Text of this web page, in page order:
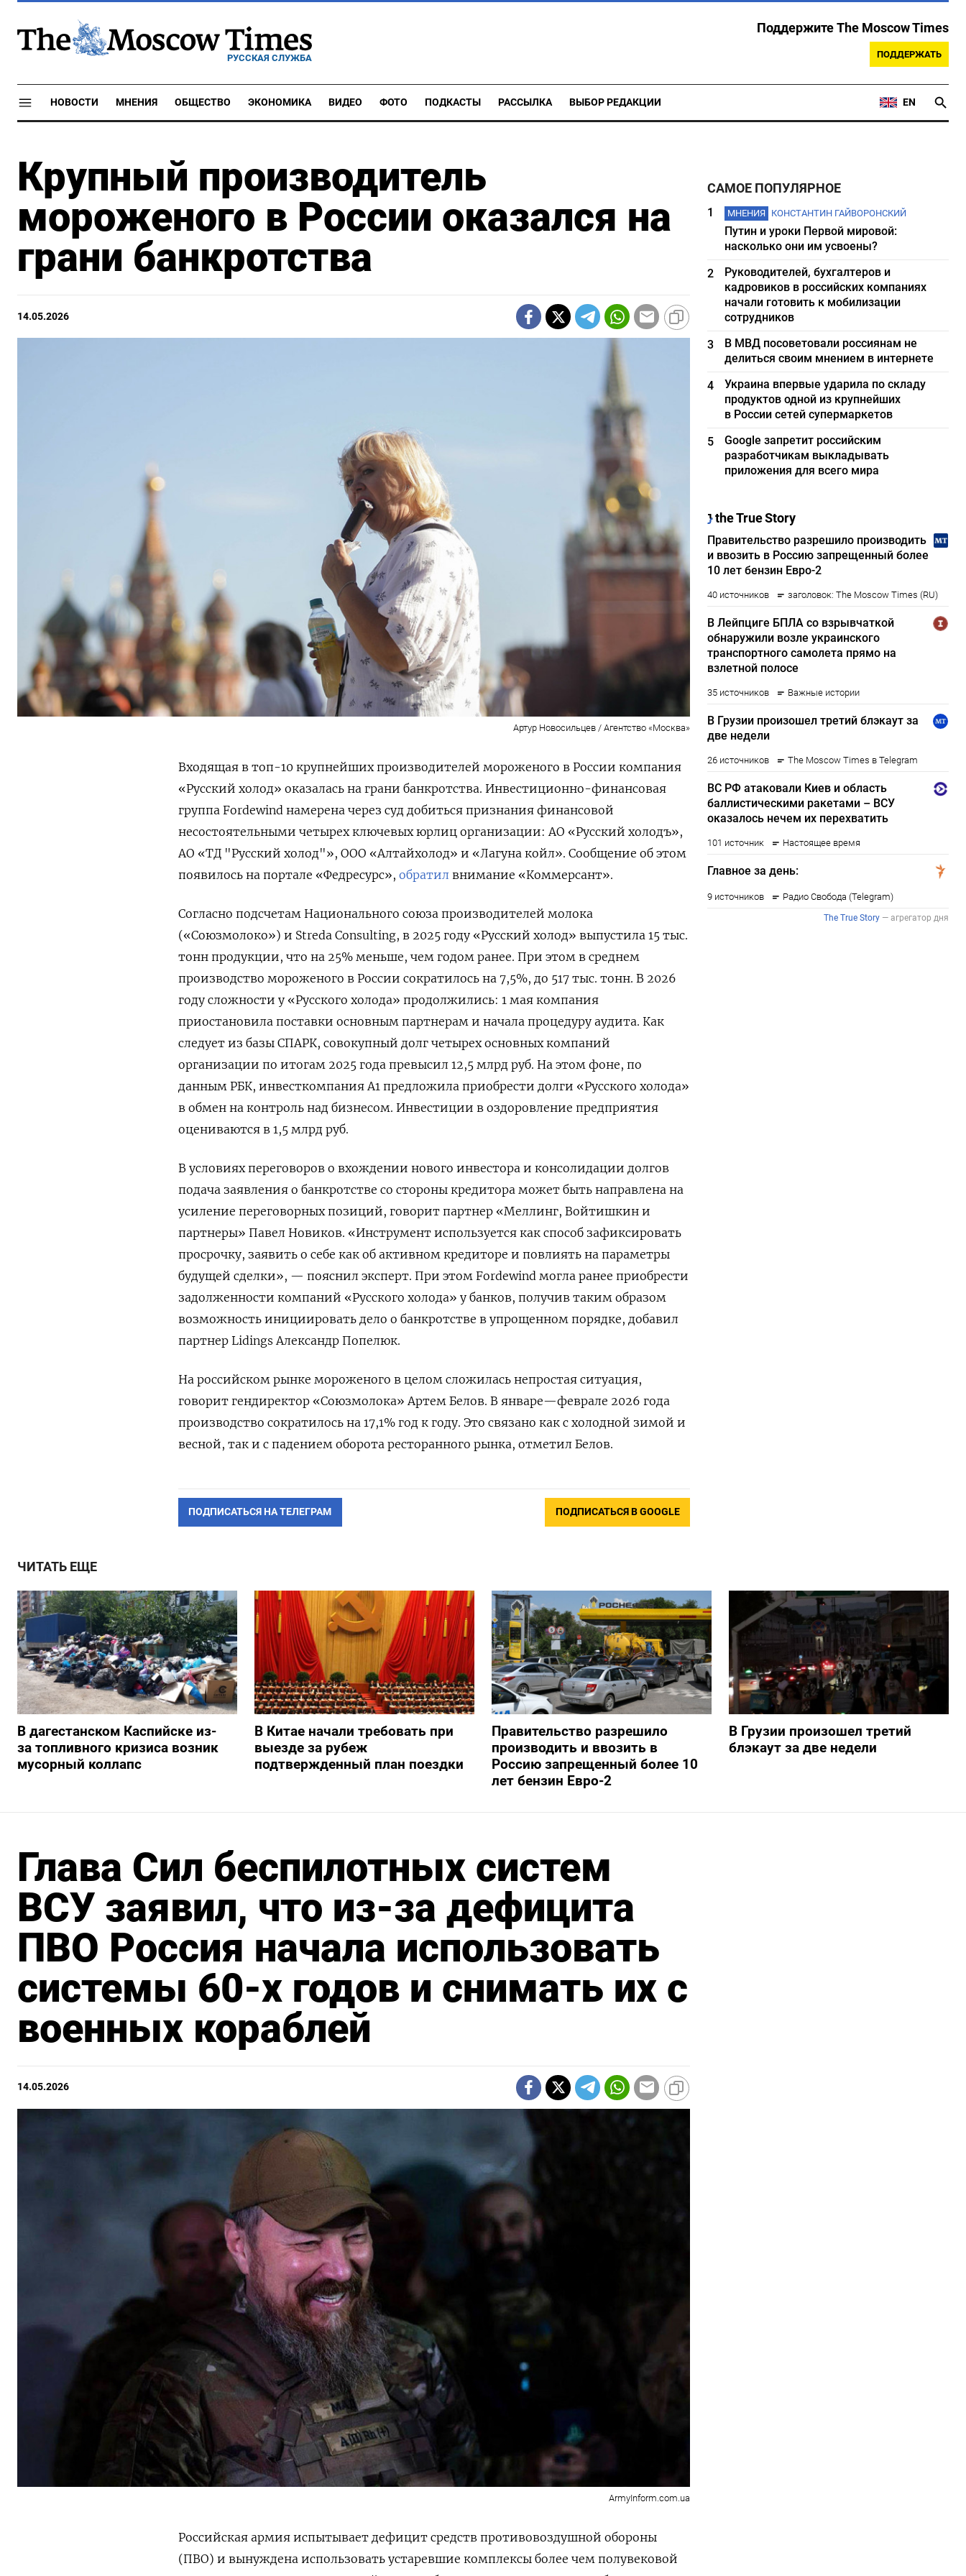
РУССКАЯ СЛУЖБА
Поддержите The Moscow Times
ПОДДЕРЖАТЬ
НОВОСТИ МНЕНИЯ ОБЩЕСТВО ЭКОНОМИКА ВИДЕО ФОТО ПОДКАСТЫ РАССЫЛКА ВЫБОР РЕДАКЦИИ EN
Крупный производитель
мороженого в России оказался на
грани банкротства
14.05.2026
Артур Новосильцев / Агентство «Москва»
Входящая в топ-10 крупнейших производителей мороженого в России компания
«Русский холод» оказалась на грани банкротства. Инвестиционно-финансовая
группа Fordewind намерена через суд добиться признания финансовой
несостоятельными четырех ключевых юрлиц организации: АО «Русский холодъ»,
АО «ТД "Русский холод"», ООО «Алтайхолод» и «Лагуна койл». Сообщение об этом
появилось на портале «Федресурс», обратил внимание «Коммерсант».
Согласно подсчетам Национального союза производителей молока
(«Союзмолоко») и Streda Consulting, в 2025 году «Русский холод» выпустила 15 тыс.
тонн продукции, что на 25% меньше, чем годом ранее. При этом в среднем
производство мороженого в России сократилось на 7,5%, до 517 тыс. тонн. В 2026
году сложности у «Русского холода» продолжились: 1 мая компания
приостановила поставки основным партнерам и начала процедуру аудита. Как
следует из базы СПАРК, совокупный долг четырех основных компаний
организации по итогам 2025 года превысил 12,5 млрд руб. На этом фоне, по
данным РБК, инвесткомпания А1 предложила приобрести долги «Русского холода»
в обмен на контроль над бизнесом. Инвестиции в оздоровление предприятия
оцениваются в 1,5 млрд руб.
В условиях переговоров о вхождении нового инвестора и консолидации долгов
подача заявления о банкротстве со стороны кредитора может быть направлена на
усиление переговорных позиций, говорит партнер «Меллинг, Войтишкин и
партнеры» Павел Новиков. «Инструмент используется как способ зафиксировать
просрочку, заявить о себе как об активном кредиторе и повлиять на параметры
будущей сделки», — пояснил эксперт. При этом Fordewind могла ранее приобрести
задолженности компаний «Русского холода» у банков, получив таким образом
возможность инициировать дело о банкротстве в упрощенном порядке, добавил
партнер Lidings Александр Попелюк.
На российском рынке мороженого в целом сложилась непростая ситуация,
говорит гендиректор «Союзмолока» Артем Белов. В январе—феврале 2026 года
производство сократилось на 17,1% год к году. Это связано как с холодной зимой и
весной, так и с падением оборота ресторанного рынка, отметил Белов.
ПОДПИСАТЬСЯ НА ТЕЛЕГРАМ ПОДПИСАТЬСЯ В GOOGLE
САМОЕ ПОПУЛЯРНОЕ
1 МНЕНИЯ КОНСТАНТИН ГАЙВОРОНСКИЙ
Путин и уроки Первой мировой:
насколько они им усвоены?
2
Руководителей, бухгалтеров и
кадровиков в российских компаниях
начали готовить к мобилизации
сотрудников
3
В МВД посоветовали россиянам не
делиться своим мнением в интернете
4
Украина впервые ударила по складу
продуктов одной из крупнейших
в России сетей супермаркетов
5
Google запретит российским
разработчикам выкладывать
приложения для всего мира
ЧИТАТЬ ЕЩЕ
В дагестанском Каспийске из-
за топливного кризиса возник
мусорный коллапс
В Китае начали требовать при
выезде за рубеж
подтвержденный план поездки
Правительство разрешило
производить и ввозить в
Россию запрещенный более 10
лет бензин Евро-2
В Грузии произошел третий
блэкаут за две недели
Глава Сил беспилотных систем
ВСУ заявил, что из-за дефицита
ПВО Россия начала использовать
системы 60-х годов и снимать их с
военных кораблей
14.05.2026
ArmyInform.com.ua
Российская армия испытывает дефицит средств противовоздушной обороны
(ПВО) и вынуждена использовать устаревшие комплексы более чем полувековой